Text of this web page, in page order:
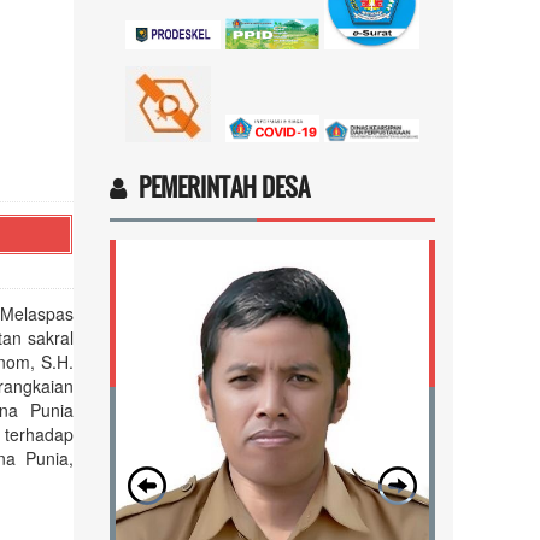
sakral
S.H.
Punia
Punia,
Marten Keny Balubun
17 November 2025 11:18:28
4vptP...selengkapnya
PEMERINTAH DESA